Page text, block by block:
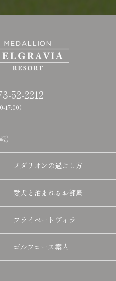
52-2212
17:00）
）
メダリオンの過ごし方
愛犬と泊まれるお部屋
プライベートヴィラ
ゴルフコース案内